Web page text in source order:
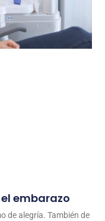
embarazo
de alegría. También de